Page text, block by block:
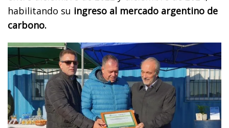
habilitando su ingreso al mercado argentino de
carbono.